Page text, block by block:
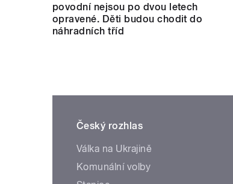
povodní nejsou po dvou letech
opravené. Děti budou chodit do
náhradních tříd
Český rozhlas
Válka na Ukrajině
Komunální volby